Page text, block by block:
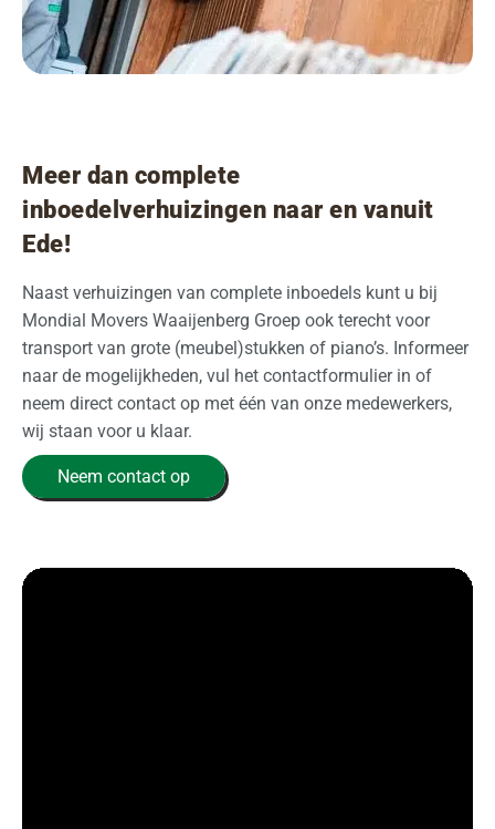
Meer dan complete
inboedelverhuizingen naar en vanuit
Ede!
Naast verhuizingen van complete inboedels kunt u bij
Mondial Movers Waaijenberg Groep ook terecht voor
transport van grote (meubel)stukken of piano’s. Informeer
naar de mogelijkheden, vul het contactformulier in of
neem direct contact op met één van onze medewerkers,
wij staan voor u klaar.
Neem contact op